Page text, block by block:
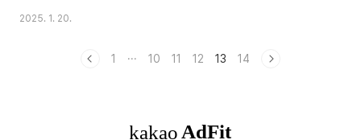
2026년 선정으로 7회째를 맞이했습니다. 이 프로젝트를 통해 선정된 관광지
대한민국의 숨은 보석을 찾아 떠나는 여행, ⌜2025-2026 한국 관광 100선⌟
2025. 1. 20.
1 ··· 10 11 12 13 14